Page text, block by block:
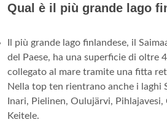
Qual è il più grande lago
Il più grande lago finlandese, il
del Paese, ha una superficie di oltre
collegato al mare tramite una fitta
Nella top ten rientrano anche i laghi
Inari, Pielinen, Oulujärvi,
Keitele.